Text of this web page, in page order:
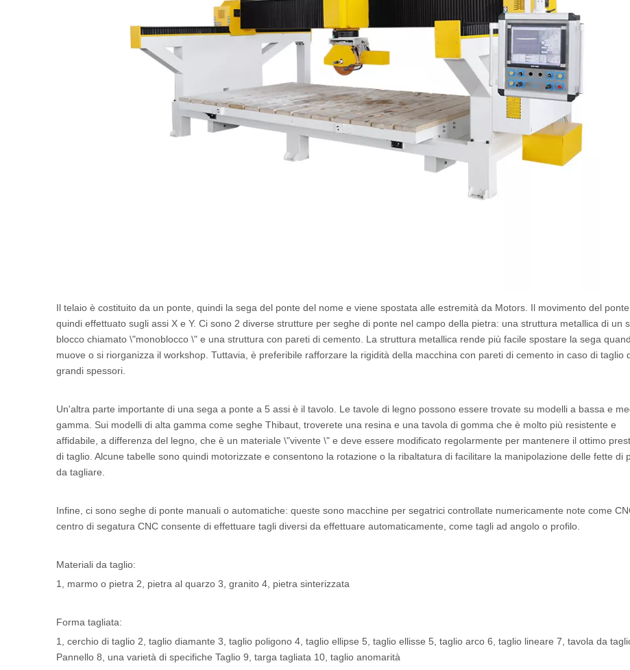
Il telaio è costituito da un ponte, quindi la sega del ponte del nome e viene spostata alle estremità da Motors. Il movimento del
quindi effettuato sugli assi X e Y. Ci sono 2 diverse strutture per seghe di ponte nel campo della pietra: una struttura metallica di un
blocco chiamato \"monoblocco \" e una struttura con pareti di cemento. La struttura metallica rende più facile spostare la sega
muove o si riorganizza il workshop. Tuttavia, è preferibile rafforzare la rigidità della macchina con pareti di cemento in caso di taglio
grandi spessori.
Un'altra parte importante di una sega a ponte a 5 assi è il tavolo. Le tavole di legno possono essere trovate su modelli a bassa e
gamma. Sui modelli di alta gamma come seghe Thibaut, troverete una resina e una tavola di gomma che è molto più resistente e
affidabile, a differenza del legno, che è un materiale \"vivente \" e deve essere modificato regolarmente per mantenere il ottimo
di taglio. Alcune tabelle sono quindi motorizzate e consentono la rotazione o la ribaltatura di facilitare la manipolazione delle fette di
da tagliare.
Infine, ci sono seghe di ponte manuali o automatiche: queste sono macchine per segatrici controllate numericamente note come
centro di segatura CNC consente di effettuare tagli diversi da effettuare automaticamente, come tagli ad angolo o profilo.
Materiali da taglio:
1, marmo o pietra 2, pietra al quarzo 3, granito 4, pietra sinterizzata
Forma tagliata:
1, cerchio di taglio 2, taglio diamante 3, taglio poligono 4, taglio ellipse 5, taglio ellisse 5, taglio arco 6, taglio lineare 7, tavola da
Pannello 8, una varietà di specifiche Taglio 9, targa tagliata 10, taglio anomarità